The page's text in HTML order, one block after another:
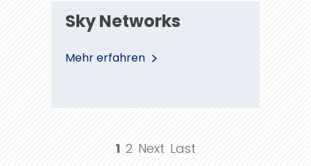
Sky Networks
Mehr erfahren
1 2 Next Last